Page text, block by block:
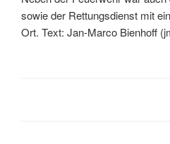
sowie der Rettungsdienst mit
Ort. Text: Jan-Marco Bienhoff